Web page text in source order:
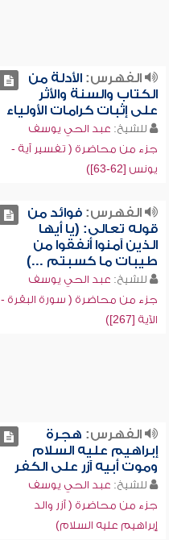
الفهرس:الأدلة من
الكتاب والسنة والأثر
على إثبات كرامات الأولياء
للشيخ: عبد الحي يوسف
جزء من محاضرة ( تفسير آية -
يونس [62-63])
الفهرس:فوائد من
قوله تعالى: (يا أيها
الذين آمنوا أنفقوا من
طيبات ما كسبتم ...)
للشيخ: عبد الحي يوسف
جزء من محاضرة ( سورة البقرة -
الآية [267])
الفهرس: هجرة
إبراهيم عليه السلام
وموت أبيه آزر على الكفر
للشيخ: عبد الحي يوسف
جزء من محاضرة ( آزر والد
إبراهيم عليه السلام)